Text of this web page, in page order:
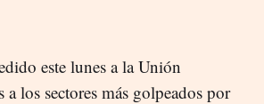
este lunes a la Unión
los sectores más golpeados por